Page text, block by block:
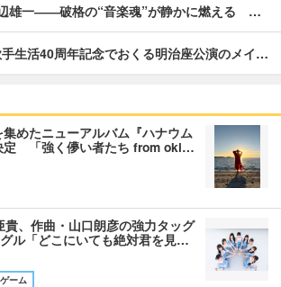
雄一――破格の“音楽魂”が静かに燃える …
生活40周年記念でおくる明治座公演のメイ…
めたニューアルバム『ハナウム
定 「強く儚い者たち from oki…
貴、作曲・山口朗彦の強力タッグ
ル「どこにいても絶対君を見…
ーム